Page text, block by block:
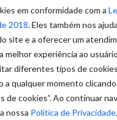
em conformidade com a
2018. Eles também nos
site e a oferecer um
melhor experiência ao
diferentes tipos de
a qualquer momento clicando
de cookies”. Ao continuar
nossa Política de Privacidade.
de